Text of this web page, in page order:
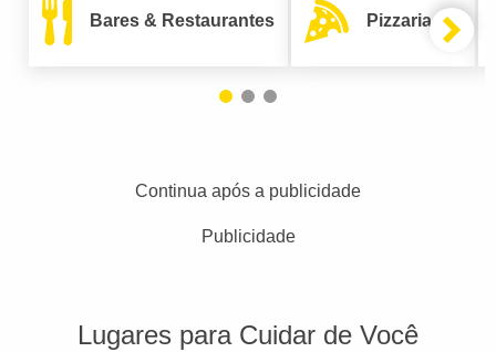
Bares & Restaurantes Pizzarias
Continua após a publicidade
Publicidade
Lugares para Cuidar de Você